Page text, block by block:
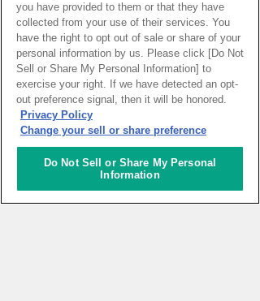
PAGE TOP
> イベントカレンダー
you have provided to them or that they have
collected from your use of their services. You
have the right to opt out of sale or share of your
personal information by us. Please click [Do Not
Sell or Share My Personal Information] to
exercise your right. If we have detected an opt-
out preference signal, then it will be honored.
Privacy Policy
Change your sell or share preference
Do Not Sell or Share My Personal
Information